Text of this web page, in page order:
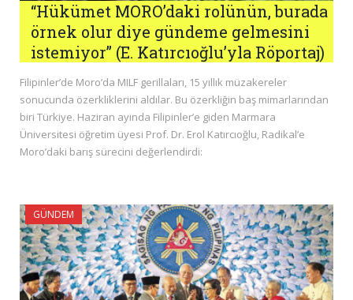
“Hükümet MORO’daki rolünün, burada
örnek olur diye gündeme gelmesini
istemiyor” (E. Katırcıoğlu’yla Röportaj)
Filipinler’de Moro’da MILF gerillaları, 15 yıllık müzakereler
sonucunda özerkliklerini aldılar. Bu özerkliğin baş mimarlarından
biri Türkiye. Haziran ayında Filipinler’e giden Marmara
Üniversitesi öğretim üyesi Prof. Dr. Erol Katırcıoğlu, Radikal’e
Moro’daki barış sürecini değerlendirdi:
GÜNDEM